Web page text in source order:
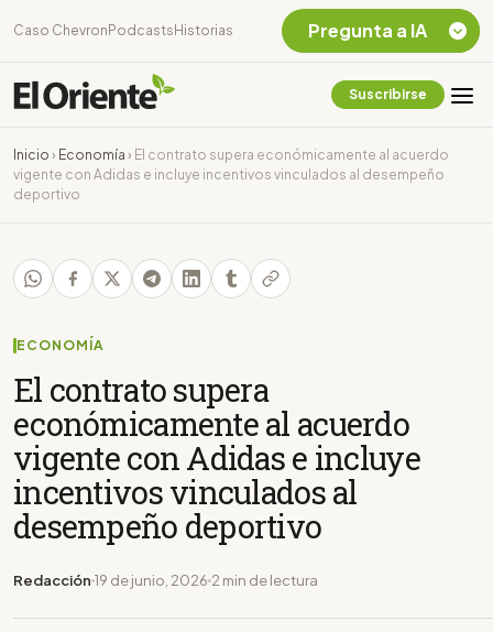
Caso Chevron Podcasts Historias
Suscribirse
Inicio › Economía › El contrato supera económicamente al acuerdo
vigente con Adidas e incluye incentivos vinculados al desempeño
deportivo
ECONOMÍA
El contrato supera
económicamente al acuerdo
vigente con Adidas e incluye
incentivos vinculados al
desempeño deportivo
Redacción 19 de junio, 2026 2 min de lectura
Pregunta a IA
Chevron Ecuador